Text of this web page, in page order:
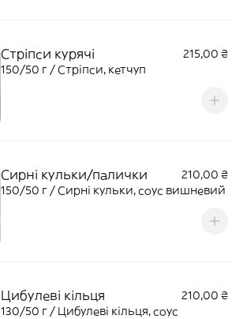
Стріпси курячі
215,00 ₴
150/50 г / Стріпси, кетчуп
Сирні кульки/палички
210,00 ₴
150/50 г / Сирні кульки, соус вишневий
Цибулеві кільця
210,00 ₴
130/50 г / Цибулеві кільця, соус